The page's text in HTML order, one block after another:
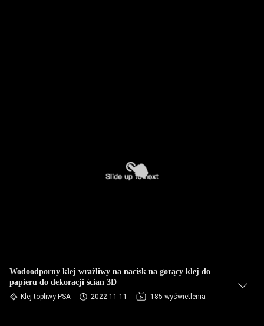
Wodoodporny klej wrażliwy na nacisk na gorący klej do
papieru do dekoracji ścian 3D
Klej topliwy PSA 2022-11-11 185 wyświetlenia